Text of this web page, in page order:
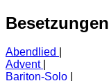
Besetzungen
Abendlied
Advent
Bariton-Solo